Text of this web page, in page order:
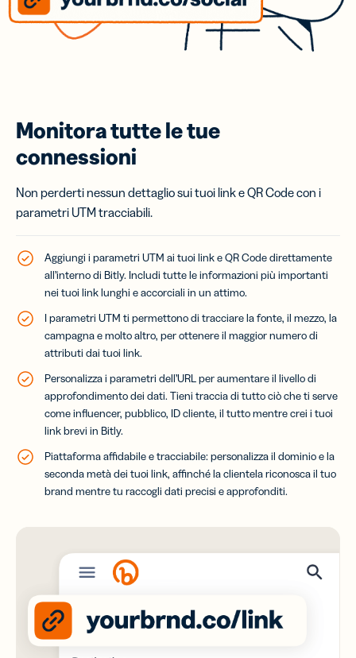
Monitora tutte le tue
connessioni
Non perderti nessun dettaglio sui tuoi link e QR Code con i
parametri UTM tracciabili.
Aggiungi i parametri UTM ai tuoi link e QR Code direttamente
all’interno di Bitly. Includi tutte le informazioni più importanti
nei tuoi link lunghi e accorciali in un attimo.
I parametri UTM ti permettono di tracciare la fonte, il mezzo, la
campagna e molto altro, per ottenere il maggior numero di
attributi dai tuoi link.
Personalizza i parametri dell’URL per aumentare il livello di
approfondimento dei dati. Tieni traccia di tutto ciò che ti serve
come influencer, pubblico, ID cliente, il tutto mentre crei i tuoi
link brevi in Bitly.
Piattaforma affidabile e tracciabile: personalizza il dominio e la
seconda metà dei tuoi link, affinché la clientela riconosca il tuo
brand mentre tu raccogli dati precisi e approfonditi.